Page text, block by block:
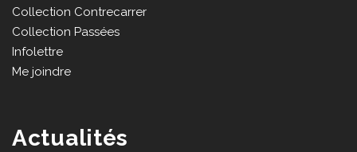
Collection Contrecarrer
Collection Passées
Infolettre
Me joindre
Actualités